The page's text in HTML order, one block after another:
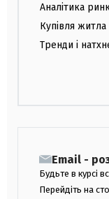
Аналітика
Купівля житла
Тренди і
Email -
Будьте в курсі
Перейдіть на